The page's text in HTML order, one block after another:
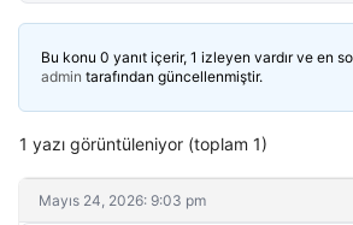
Bu konu 0 yanıt içerir, 1 izleyen vardır ve en
admin tarafından güncellenmiştir.
1 yazı görüntüleniyor (toplam 1)
Mayıs 24, 2026: 9:03 pm